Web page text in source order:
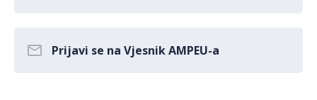
Prijavi se na Vjesnik AMPEU-a